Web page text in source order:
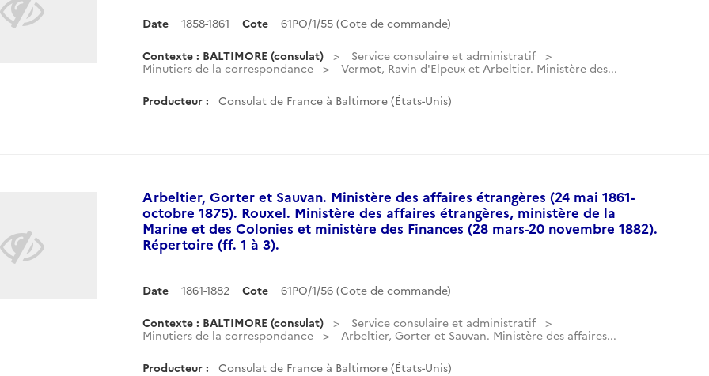
Date 1858-1861 Cote 61PO/1/55 (Cote de commande)
Contexte : BALTIMORE (consulat)
Service consulaire et administratif
Minutiers de la correspondance
Vermot, Ravin d'Elpeux et Arbeltier. Ministère des...
Producteur : Consulat de France à Baltimore (États-Unis)
Arbeltier, Gorter et Sauvan. Ministère des affaires étrangères (24 mai 1861-
octobre 1875). Rouxel. Ministère des affaires étrangères, ministère de la
Marine et des Colonies et ministère des Finances (28 mars-20 novembre 1882).
Répertoire (ff. 1 à 3).
Date 1861-1882 Cote 61PO/1/56 (Cote de commande)
Contexte : BALTIMORE (consulat)
Service consulaire et administratif
Minutiers de la correspondance
Arbeltier, Gorter et Sauvan. Ministère des affaires...
Producteur : Consulat de France à Baltimore (États-Unis)